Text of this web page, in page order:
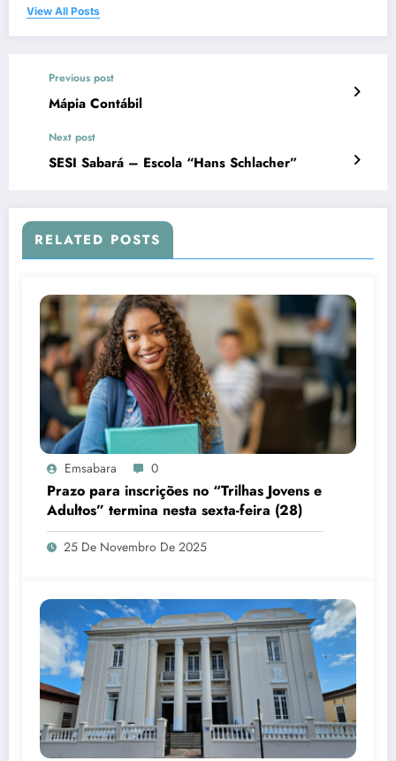
View All Posts
Previous post
Mápia Contábil
Next post
SESI Sabará – Escola “Hans Schlacher”
RELATED POSTS
Emsabara 0
Prazo para inscrições no “Trilhas Jovens e
Adultos” termina nesta sexta-feira (28)
25 De Novembro De 2025